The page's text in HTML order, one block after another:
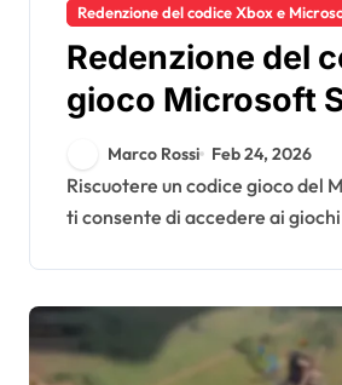
Redenzione del codice Xbox e
Redenzione del
gioco Microsoft
Compatibilità della
piattaforma,
per il download,
Risoluzione dei
Marco Rossi Feb 24, 2026
Riscuotere un codice gioco del Microsoft Store
ti consente di accedere ai